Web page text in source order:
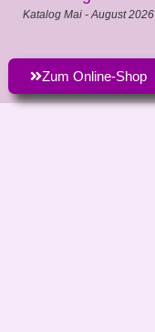
Katalog Mai - August 2026
Zum Online-Shop